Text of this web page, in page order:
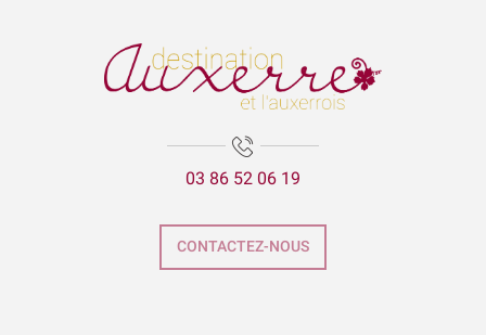
03 86 52 06 19
CONTACTEZ-NOUS